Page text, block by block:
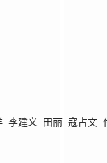
李建义 田丽 寇占文